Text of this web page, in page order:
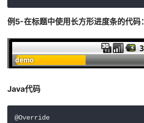
例5-在标题中使用长方形进度条的代码：
Java代码
@Override